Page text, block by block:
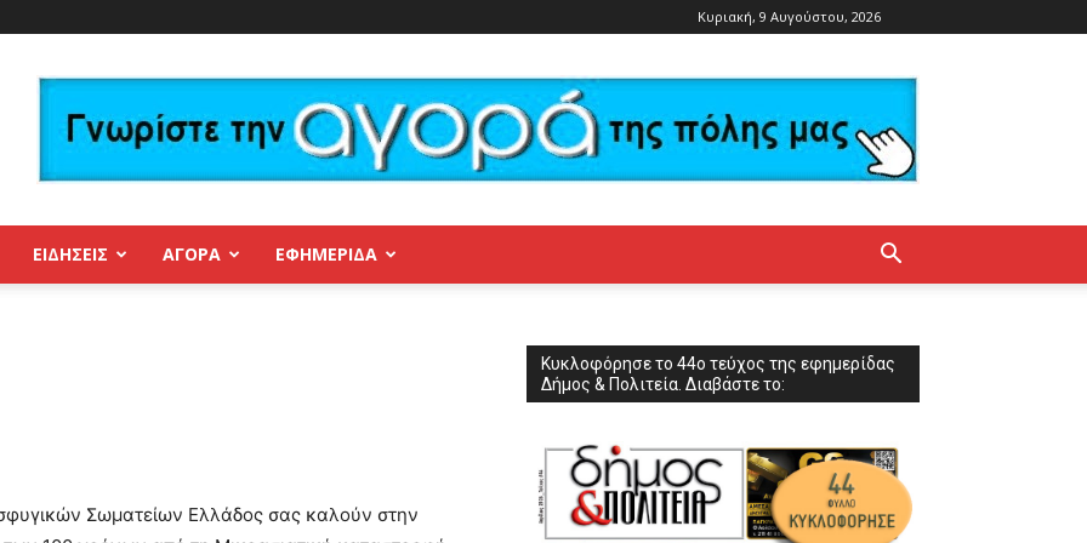
Κυριακή, 9 Αυγούστου, 2026
ΕΙΔΗΣΕΙΣ ΑΓΟΡΑ ΕΦΗΜΕΡΊΔΑ
Σωματείων Ελλάδος σας καλούν στην
Κυκλοφόρησε το 44ο τεύχος της εφημερίδας
Δήμος & Πολιτεία. Διαβάστε το: